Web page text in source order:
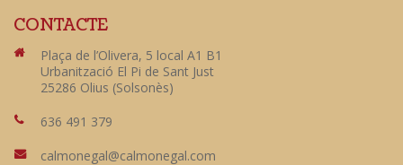
CONTACTE
Plaça de l’Olivera, 5 local A1 B1
Urbanització El Pi de Sant Just
25286 Olius (Solsonès)
636 491 379
calmonegal@calmonegal.com